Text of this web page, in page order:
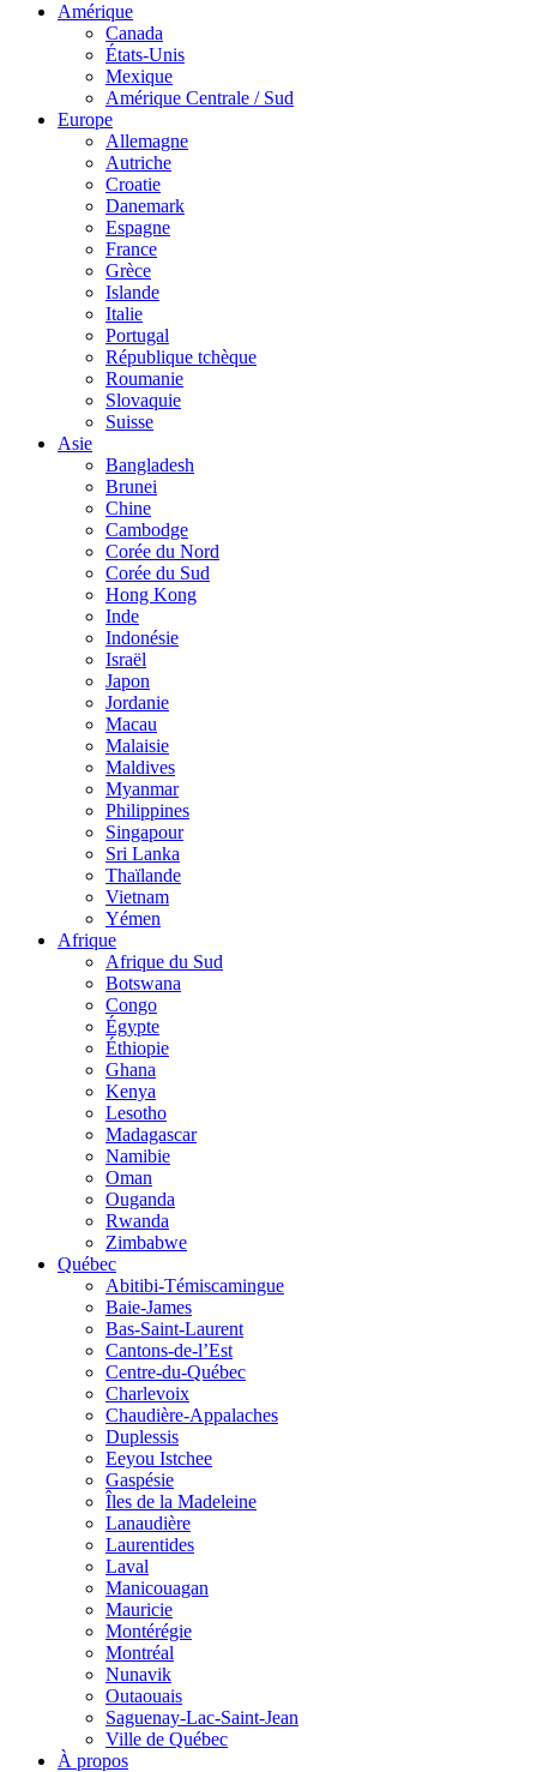
Amérique
Canada
États-Unis
Mexique
Amérique Centrale / Sud
Europe
Allemagne
Autriche
Croatie
Danemark
Espagne
France
Grèce
Islande
Italie
Portugal
République tchèque
Roumanie
Slovaquie
Suisse
Asie
Bangladesh
Brunei
Chine
Cambodge
Corée du Nord
Corée du Sud
Hong Kong
Inde
Indonésie
Israël
Japon
Jordanie
Macau
Malaisie
Maldives
Myanmar
Philippines
Singapour
Sri Lanka
Thaïlande
Vietnam
Yémen
Afrique
Afrique du Sud
Botswana
Congo
Égypte
Éthiopie
Ghana
Kenya
Lesotho
Madagascar
Namibie
Oman
Ouganda
Rwanda
Zimbabwe
Québec
Abitibi-Témiscamingue
Baie-James
Bas-Saint-Laurent
Cantons-de-l’Est
Centre-du-Québec
Charlevoix
Chaudière-Appalaches
Duplessis
Eeyou Istchee
Gaspésie
Îles de la Madeleine
Lanaudière
Laurentides
Laval
Manicouagan
Mauricie
Montérégie
Montréal
Nunavik
Outaouais
Saguenay-Lac-Saint-Jean
Ville de Québec
À propos